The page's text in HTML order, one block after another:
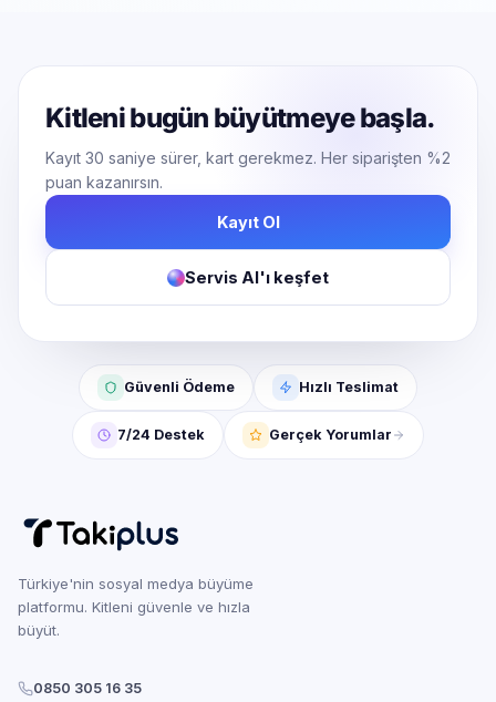
Kitleni bugün büyütmeye başla.
Kayıt 30 saniye sürer, kart gerekmez. Her siparişten %2
puan kazanırsın.
Kayıt Ol
Servis AI'ı keşfet
Güvenli Ödeme Hızlı Teslimat
7/24 Destek Gerçek Yorumlar
Türkiye'nin sosyal medya büyüme
platformu. Kitleni güvenle ve hızla
büyüt.
0850 305 16 35